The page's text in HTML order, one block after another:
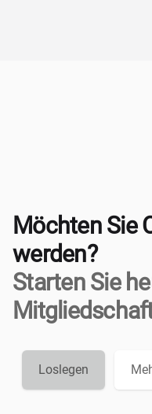
Möchten Sie
werden?
Starten Sie
Loslegen